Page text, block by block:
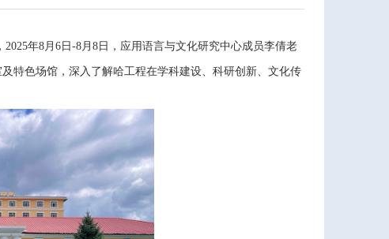
2025年8月 6 日 -8月 8 日，应用语言与文化研究中心成员李倩老
特色场馆，深入了解哈工程在学科建设、科研创新、文化传